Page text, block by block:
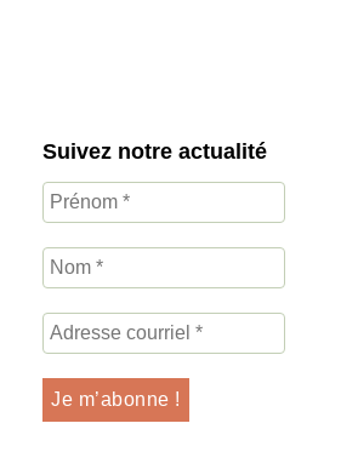
Suivez notre actualité